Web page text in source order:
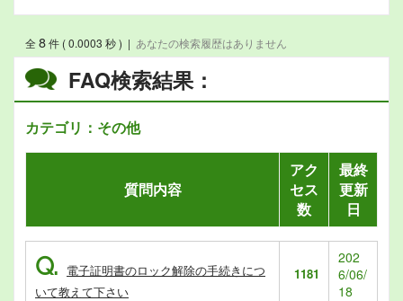
FAQ検索結果：
カテゴリ：その他
全8件 ( 0.0003 秒 ) | あなたの検索履歴はありません
質問内容
アク
セス
数
最終
更新
日
Q. 電子証明書のロック解除の手続きにつ
いて教えて下さい
1181
202
6/06/
18